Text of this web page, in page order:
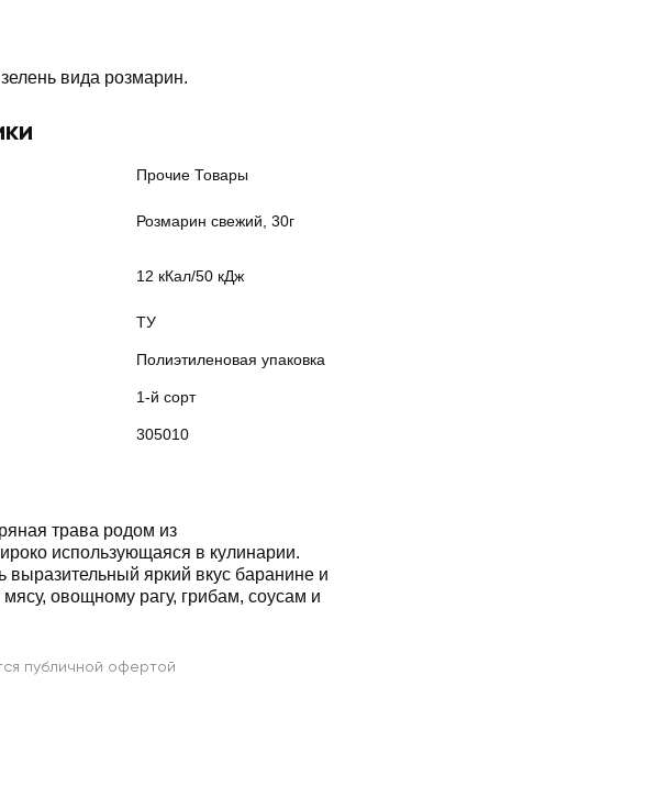
вида розмарин.
Прочие Товары
Розмарин свежий, 30г
12 кКал/50 кДж
ТУ
Полиэтиленовая упаковка
1-й сорт
305010
трава родом из
использующаяся в кулинарии.
выразительный яркий вкус баранине и
овощному рагу, грибам, соусам и
публичной офертой